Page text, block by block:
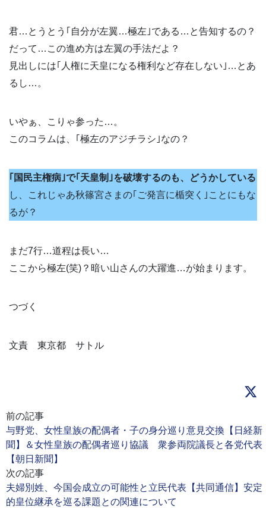
君…とうとう｢自分が左翼…極左｣である…と告知するの？
だって…この進め方は左翼の手法だよ？
見出しには｢人権に天皇になる権利など存在しない｣…とあ
るし…。
いやぁ、こりゃ参った…。
このコラムは、｢極左のアジチラシ｣なの？
｢国民主権病｣で｢天皇制｣を破壊するのも、どうかしている
し、これじゃあ秋篠宮さまの｢ご発言に楯突く｣ことにもな
るが？
まだ7行…道程は長い…
ここから極左(笑)？暗い山さんの大躍進…が始まります。
つづく
文責 東京都 サトル
前の記事
与野党、女性皇族の配偶者・子の身分巡り意見交換【日経新
聞】＆女性皇族の配偶者巡り協議 衆参両院議長と各党代表
【朝日新聞】
次の記事
夫婦別姓、今国会成立の可能性と立民代表【共同通信】安定
的皇位継承を巡る課題との関連について